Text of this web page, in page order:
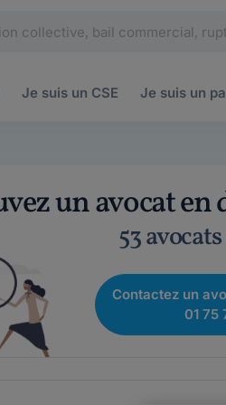
Je suis un CSE Je suis un
un avocat
53
Contactez un
01 75